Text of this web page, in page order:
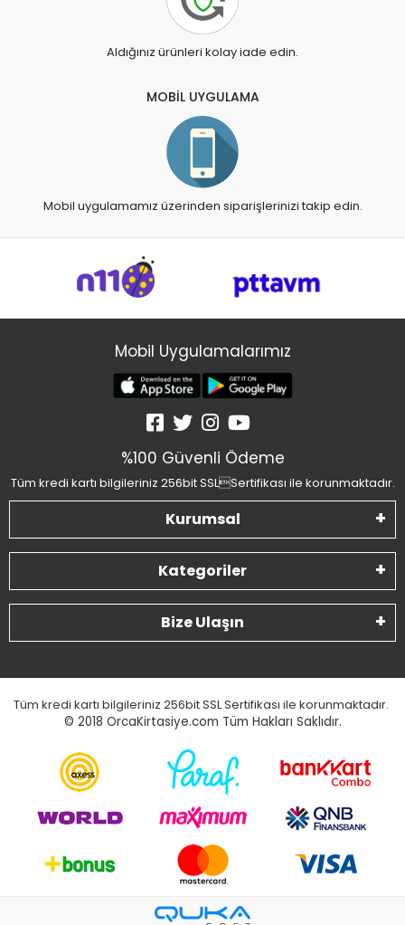
Aldığınız ürünleri kolay iade edin.
MOBİL UYGULAMA
Mobil uygulamamız üzerinden siparişlerinizi takip edin.
Mobil Uygulamalarımız
%100 Güvenli Ödeme
Tüm kredi kartı bilgileriniz 256bit SSLSertifikası ile korunmaktadır.
Kurumsal
Kategoriler
Bize Ulaşın
Tüm kredi kartı bilgileriniz 256bit SSL Sertifikası ile korunmaktadır.
© 2018 OrcaKirtasiye.com Tüm Hakları Saklıdır.